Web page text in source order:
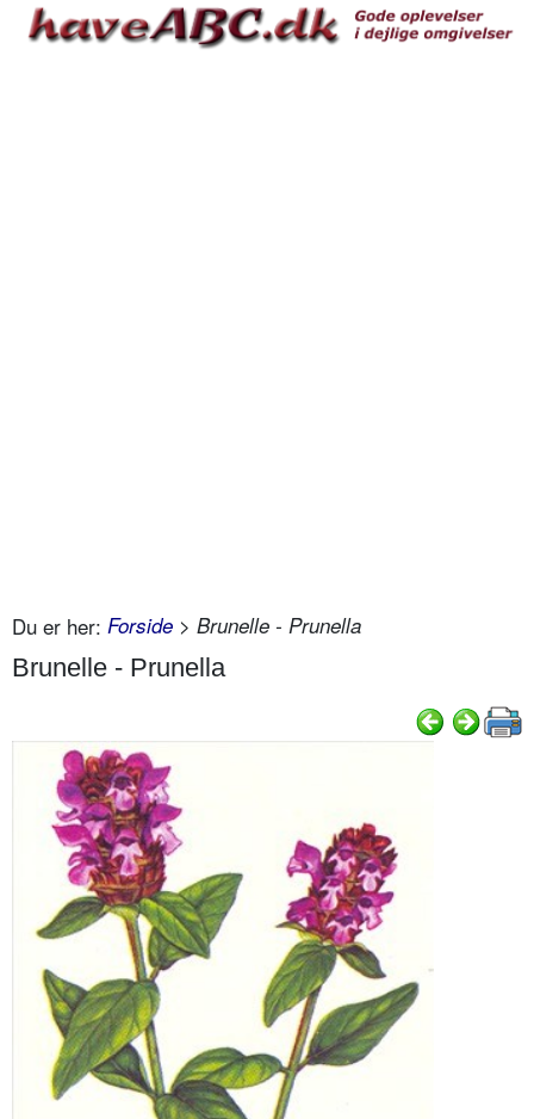
Du er her: Forside > Brunelle - Prunella
Brunelle - Prunella